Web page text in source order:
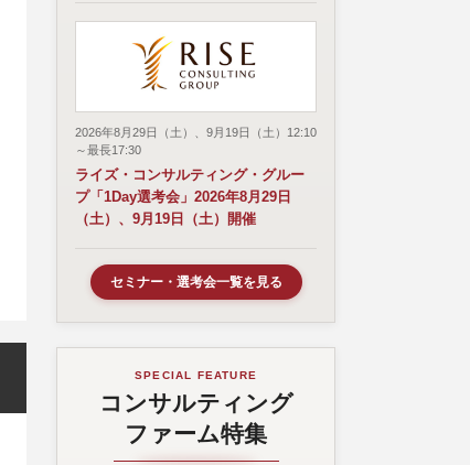
2026年8月29日（土）、9月19日（土）12:10
～最長17:30
ライズ・コンサルティング・グルー
プ「1Day選考会」2026年8月29日
（土）、9月19日（土）開催
セミナー・選考会一覧を見る
SPECIAL FEATURE
コンサルティング
ファーム特集